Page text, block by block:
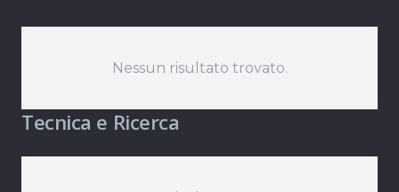
Nessun risultato trovato.
Tecnica e Ricerca